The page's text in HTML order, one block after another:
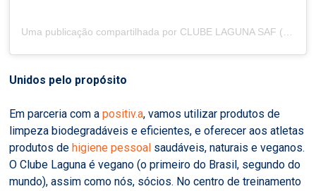
Unidos pelo propósito
Em parceria com a positiv.a, vamos utilizar produtos de
limpeza biodegradáveis e eficientes, e oferecer aos atletas
produtos dehigiene pessoal saudáveis, naturais e veganos.
O Clube Laguna é vegano (o primeiro do Brasil, segundo do
mundo), assim como nós, sócios. No centro de treinamento